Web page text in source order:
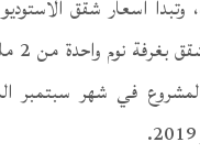
فيما
في شهر سبتمبر